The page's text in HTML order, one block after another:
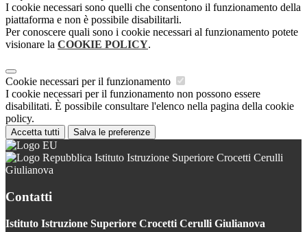
I cookie necessari sono quelli che consentono il funzionamento della
piattaforma e non è possibile disabilitarli.
Per conoscere quali sono i cookie necessari al funzionamento potete
visionare la COOKIE POLICY.
Cookie necessari per il funzionamento
I cookie necessari per il funzionamento non possono essere
disabilitati. È possibile consultare l'elenco nella pagina della cookie
policy.
Accetta tutti Salva le preferenze
Istituto Istruzione Superiore Crocetti Cerulli
Giulianova
Contatti
Istituto Istruzione Superiore Crocetti Cerulli Giulianova